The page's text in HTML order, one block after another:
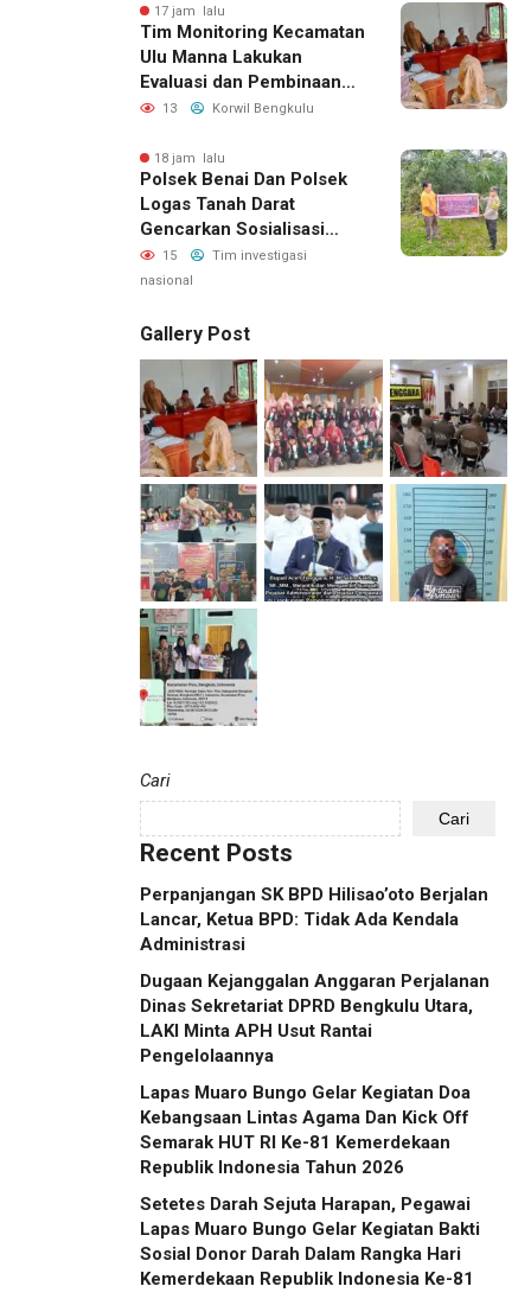
17 jam lalu
Tim Monitoring Kecamatan
Ulu Manna Lakukan
Evaluasi dan Pembinaan
APBDesa 2026 di Desa
13 Korwil Bengkulu
18 jam lalu
Polsek Benai Dan Polsek
Logas Tanah Darat
Gencarkan Sosialisasi
Karhutla, Kapolres
Kuansing Ajak Masyarakat
Dini
15
Tim investigasi
nasional
Gallery Post
Cari
Cari
Recent Posts
Perpanjangan SK BPD Hilisao’oto Berjalan
Lancar, Ketua BPD: Tidak Ada Kendala
Administrasi
Dugaan Kejanggalan Anggaran Perjalanan
Dinas Sekretariat DPRD Bengkulu Utara,
LAKI Minta APH Usut Rantai
Pengelolaannya
Lapas Muaro Bungo Gelar Kegiatan Doa
Kebangsaan Lintas Agama Dan Kick Off
Semarak HUT RI Ke-81 Kemerdekaan
Republik Indonesia Tahun 2026
Setetes Darah Sejuta Harapan, Pegawai
Lapas Muaro Bungo Gelar Kegiatan Bakti
Sosial Donor Darah Dalam Rangka Hari
Kemerdekaan Republik Indonesia Ke-81